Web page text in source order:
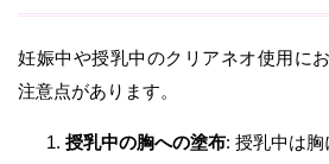
妊娠中や授乳中のクリアネオ使用に
注意点があります。
授乳中の胸への塗布: 授乳中は